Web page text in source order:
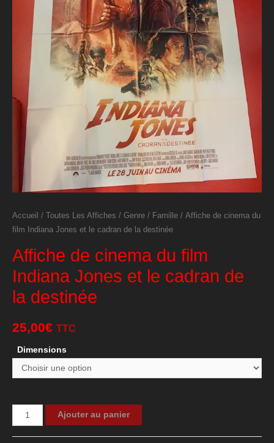
Accueil / Toutes Les Affiches / Genre / Famille / Affiche de cinema du
film Indiana Jones et le cadran de la destinée
Affiche de cinema du film
Indiana Jones et le cadran de
la destinée
25,00€ TTC
Dimensions
quantité
de
Ajouter au panier